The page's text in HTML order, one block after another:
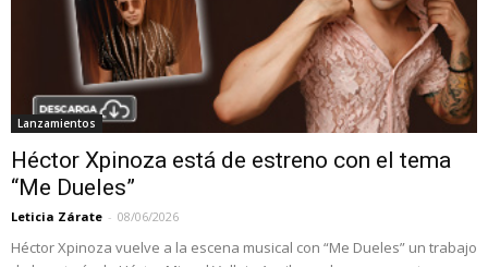
Lanzamientos
Héctor Xpinoza está de estreno con el tema
“Me Dueles”
Leticia Zárate - 08/06/2026
Héctor Xpinoza vuelve a la escena musical con “Me Dueles” un trabajo